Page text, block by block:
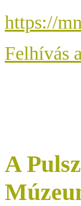
https://
Felhívás
A